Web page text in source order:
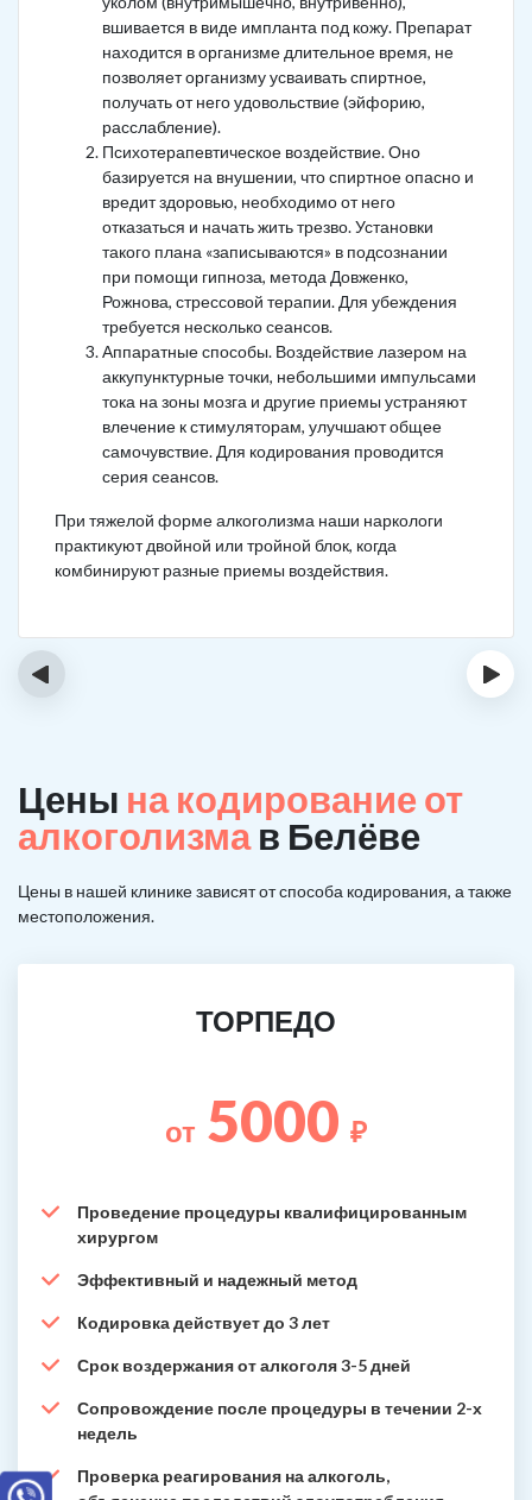
вшивается в виде импланта под кожу. Препарат
находится в организме длительное время, не
позволяет организму усваивать спиртное,
получать от него удовольствие (эйфорию,
расслабление).
Психотерапевтическое воздействие. Оно
базируется на внушении, что спиртное опасно и
вредит здоровью, необходимо от него
отказаться и начать жить трезво. Установки
такого плана «записываются» в подсознании
при помощи гипноза, метода Довженко,
Рожнова, стрессовой терапии. Для убеждения
требуется несколько сеансов.
Аппаратные способы. Воздействие лазером на
аккупунктурные точки, небольшими импульсами
тока на зоны мозга и другие приемы устраняют
влечение к стимуляторам, улучшают общее
самочувствие. Для кодирования проводится
серия сеансов.
При тяжелой форме алкоголизма наши наркологи
практикуют двойной или тройной блок, когда
комбинируют разные приемы воздействия.
‹ ›
Цены на кодирование от
алкоголизмав Белёве
Цены в нашей клинике зависят от способа кодирования, а также
местоположения.
ТОРПЕДО
от 5000 ₽
Проведение процедуры квалифицированным
хирургом
Эффективный и надежный метод
Кодировка действует до 3 лет
Срок воздержания от алкоголя 3-5 дней
Сопровождение после процедуры в течении 2-х
недель
Проверка реагирования на алкоголь,